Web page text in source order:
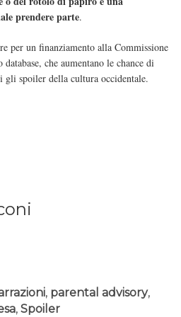
prendere parte.
per un finanziamento alla Commissione
che aumentano le chance di
gli spoiler della cultura occidentale.
, parental advisory,
, Spoiler